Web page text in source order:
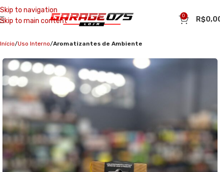
Skip to navigation
Skip to main content
0 R$
Início Uso Interno Aromatizantes de Ambiente